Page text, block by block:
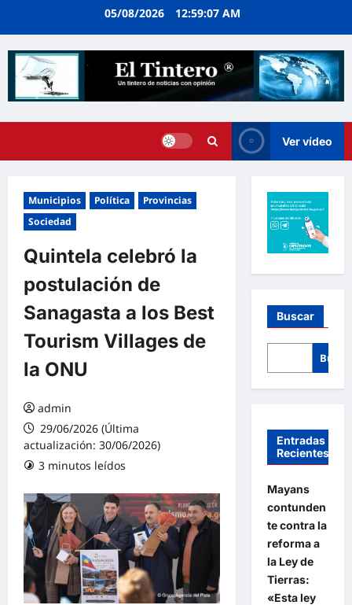
05/08/2026 12:59:07 AM
Ver vídeo
Municipios Política
Provincias
Sociedad
Quintela celebró la
postulación de
Sanagasta a los Best
Tourism Villages de
la ONU
admin
29/06/2026 (Última
actualización: 30/06/2026)
3 minutos leídos
Buscar
Entradas
Recientes
Mayans
contunden
te contra la
reforma a
la Ley de
Tierras:
«Esta ley